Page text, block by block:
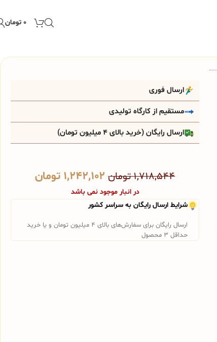
۰ تومان
ارسال فوری
مستقیم از کارگاه تولیدی
ارسال رایگان (خرید بالای 4 میلیون تومان)
۱,۷۱۸,۵۴۴تومان ۱,۲۴۲,۱۰۲ تومان
در انبار موجود نمی باشد
شرایط ارسال رایگان به سراسر کشور
ارسال رایگان برای سفارش‌های بالای 4 میلیون تومان و یا خرید
حداقل 3 محصول